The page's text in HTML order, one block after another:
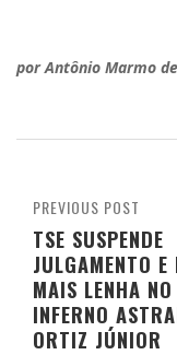
por Antônio Marmo
PREVIOUS POST
TSE SUSPENDE
JULGAMENTO E
MAIS LENHA NO
INFERNO
ORTIZ JÚNIOR